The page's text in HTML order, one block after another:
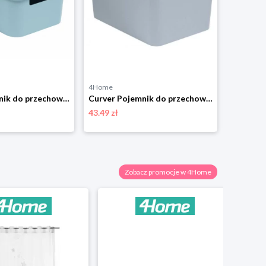
Curver Pojemnik do przechowywania z pokrywą INFINITY 4,5 l, szary, 4,5 l
4Home
Curver Pojemnik do przechowywania z pokrywą INFINITY 17 l, szary, 17 l
43.49 zł
Zobacz promocje w 4Home